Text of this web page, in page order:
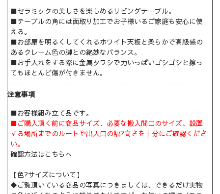
■セラミックの美しさを楽しめるリビングテーブル。
■テーブルの角には面取り加工でお子様いるご家庭も安心に使
える。
■お部屋を明るくしてくれるホワイト天板と柔らかで高級感の
あるクレーム色の脚との絶妙なバランス。
■お手入れをする際に金属タワシで力いっぱいゴシゴシと擦っ
てもほとんど傷が付きません。
注意事項
■お客様組み立て品です。
■ご購入頂く前に商品サイズ、必要な搬入間口のサイズ、設置
する場所までのルートや出入口の幅?高さを十分にご確認くださ
い。
確認方法はこちらへ
【色?サイズについて】
◆ご覧頂いている商品の写真につきましては、できるだけ実物